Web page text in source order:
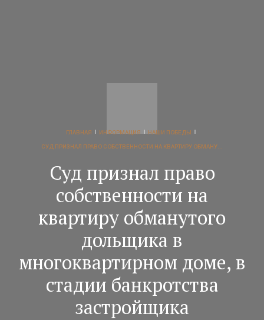
ГЛАВНАЯ ИНФОРМАЦИЯ НАШИ ПОБЕДЫ
СУД ПРИЗНАЛ ПРАВО СОБСТВЕННОСТИ НА КВАРТИРУ ОБМАНУ...
Суд признал право
собственности на
квартиру обманутого
дольщика в
многоквартирном доме, в
стадии банкротства
застройщика